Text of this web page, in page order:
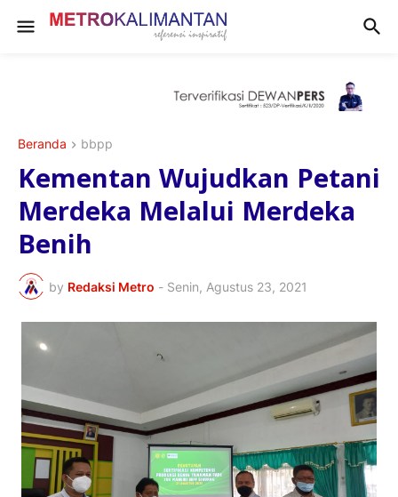
Beranda bbpp
Kementan Wujudkan Petani
Merdeka Melalui Merdeka
Benih
by Redaksi Metro - Senin, Agustus 23, 2021